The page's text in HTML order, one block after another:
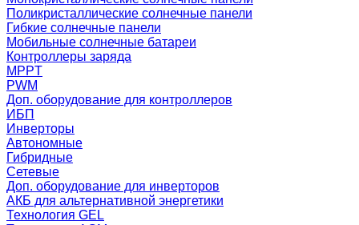
Поликристаллические солнечные панели
Гибкие солнечные панели
Мобильные солнечные батареи
Контроллеры заряда
MPPT
PWM
Доп. оборудование для контроллеров
ИБП
Инверторы
Автономные
Гибридные
Сетевые
Доп. оборудование для инверторов
АКБ для альтернативной энергетики
Технология GEL